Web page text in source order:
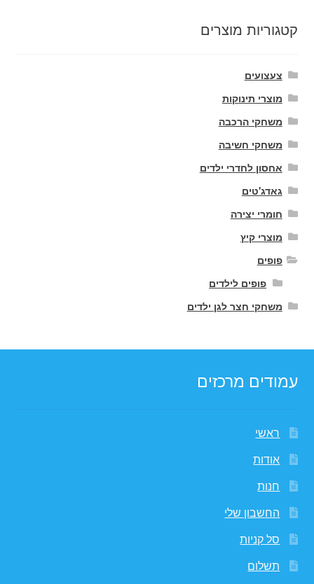
קטגוריות מוצרים
צעצועים
מוצרי תינוקות
משחקי הרכבה
משחקי חשיבה
אחסון לחדרי ילדים
גאדג'טים
חומרי יצירה
מוצרי קיץ
פופים
פופים לילדים
משחקי חצר לגן ילדים
עמודים מרכזים
ראשי
אודות
חנות
החשבון שלי
סל קניות
תשלום